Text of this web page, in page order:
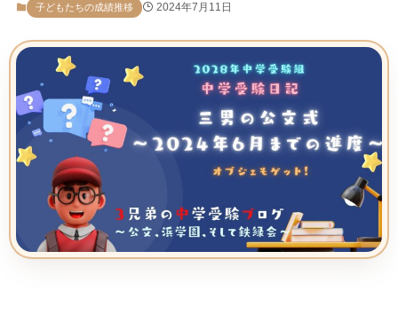
子どもたちの成績推移 2024年7月11日